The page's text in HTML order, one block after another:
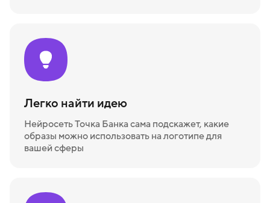
Легко найти идею
Нейросеть Точка Банка сама подскажет, какие
образы можно использовать на логотипе для
вашей сферы